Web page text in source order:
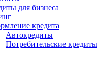
для бизнеса
кредита
Автокредиты
Потребительские кредиты